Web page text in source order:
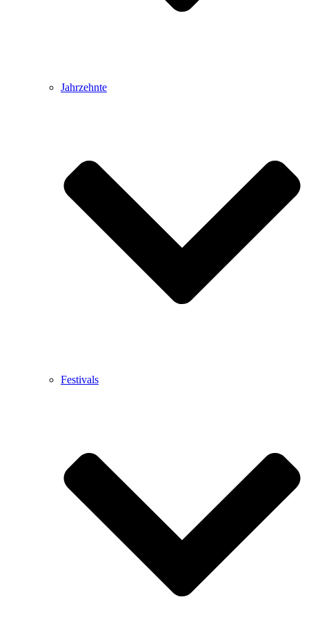
Jahrzehnte
Festivals